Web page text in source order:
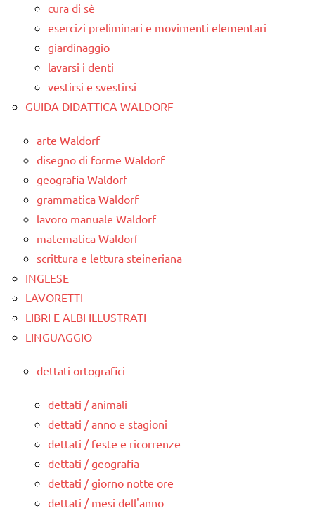
cura di sè
esercizi preliminari e movimenti elementari
giardinaggio
lavarsi i denti
vestirsi e svestirsi
GUIDA DIDATTICA WALDORF
arte Waldorf
disegno di forme Waldorf
geografia Waldorf
grammatica Waldorf
lavoro manuale Waldorf
matematica Waldorf
scrittura e lettura steineriana
INGLESE
LAVORETTI
LIBRI E ALBI ILLUSTRATI
LINGUAGGIO
dettati ortografici
dettati / animali
dettati / anno e stagioni
dettati / feste e ricorrenze
dettati / geografia
dettati / giorno notte ore
dettati / mesi dell'anno